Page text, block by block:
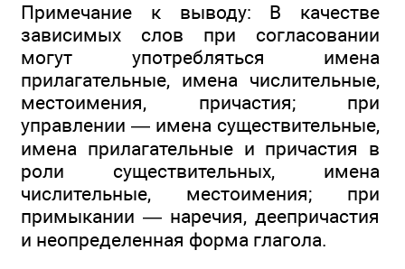
Примечание к выводу: В качестве
зависимых слов при согласовании
могут употребляться имена
прилагательные, имена числительные,
местоимения, причастия; при
управлении — имена существительные,
имена прилагательные и причастия в
роли существительных, имена
числительные, местоимения; при
примыкании — наречия, деепричастия
и неопределенная форма глагола.